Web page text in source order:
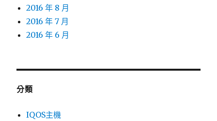
2016 年 8 月
2016 年 7 月
2016 年 6 月
分類
IQOS主機